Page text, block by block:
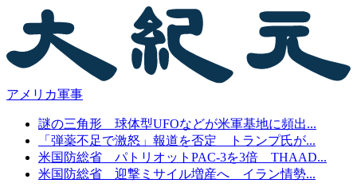
アメリカ軍事
謎の三角形 球体型UFOなどが米軍基地に頻出...
「弾薬不足で激怒」報道を否定 トランプ氏が...
米国防総省 パトリオットPAC-3を3倍 THAAD...
米国防総省 迎撃ミサイル増産へ イラン情勢...